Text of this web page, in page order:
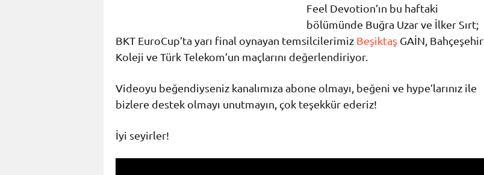
Feel Devotion’ın bu haftaki
bölümünde Buğra Uzar ve İlker Sırt;
BKT EuroCup’ta yarı final oynayan temsilcilerimiz Beşiktaş GAİN, Bahçeşehir
Koleji ve Türk Telekom’un maçlarını değerlendiriyor.
Videoyu beğendiyseniz kanalımıza abone olmayı, beğeni ve hype’larınız ile
bizlere destek olmayı unutmayın, çok teşekkür ederiz!
İyi seyirler!